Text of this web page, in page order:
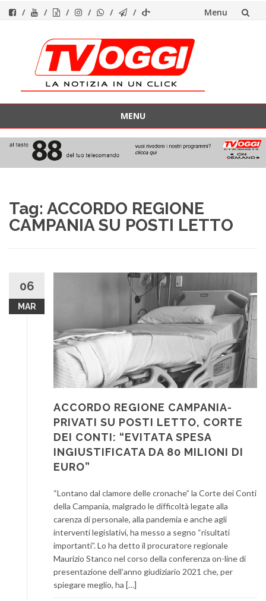
Menu
contenuto
MENU
contenuto
Tag: ACCORDO REGIONE
CAMPANIA SU POSTI LETTO
06
MAR
ACCORDO REGIONE CAMPANIA-
PRIVATI SU POSTI LETTO, CORTE
DEI CONTI: “EVITATA SPESA
INGIUSTIFICATA DA 80 MILIONI DI
EURO”
“Lontano dal clamore delle cronache” la Corte dei Conti
della Campania, malgrado le difficoltà legate alla
carenza di personale, alla pandemia e anche agli
interventi legislativi, ha messo a segno “risultati
importanti”. Lo ha detto il procuratore regionale
Maurizio Stanco nel corso della conferenza on-line di
presentazione dell’anno giudiziario 2021 che, per
spiegare meglio, ha […]